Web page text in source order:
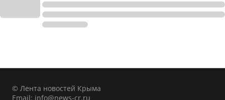
© Лента новостей Крыма
Email: info@news-cr.ru